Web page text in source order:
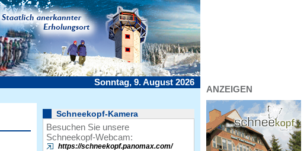
Sonntag, 9. August 2026
Schneekopf-Kamera
Besuchen Sie unsere
Schneekopf-Webcam:
https://schneekopf.panomax.com/
ANZEIGEN